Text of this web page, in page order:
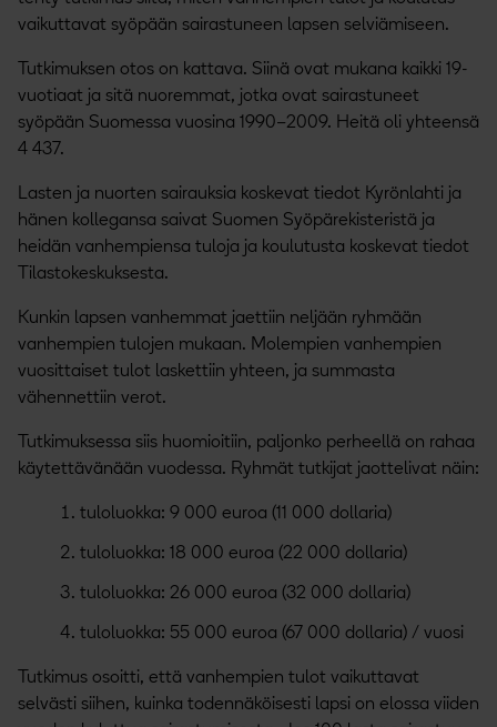
vaikuttavat syöpään sairastuneen lapsen selviämiseen.
Tutkimuksen otos on kattava. Siinä ovat mukana kaikki 19-
vuotiaat ja sitä nuoremmat, jotka ovat sairastuneet
syöpään Suomessa vuosina 1990–2009. Heitä oli yhteensä
4 437.
Lasten ja nuorten sairauksia koskevat tiedot Kyrönlahti ja
hänen kollegansa saivat Suomen Syöpärekisteristä ja
heidän vanhempiensa tuloja ja koulutusta koskevat tiedot
Tilastokeskuksesta.
Kunkin lapsen vanhemmat jaettiin neljään ryhmään
vanhempien tulojen mukaan. Molempien vanhempien
vuosittaiset tulot laskettiin yhteen, ja summasta
vähennettiin verot.
Tutkimuksessa siis huomioitiin, paljonko perheellä on rahaa
käytettävänään vuodessa. Ryhmät tutkijat jaottelivat näin:
tuloluokka: 9 000 euroa (11 000 dollaria)
tuloluokka: 18 000 euroa (22 000 dollaria)
tuloluokka: 26 000 euroa (32 000 dollaria)
tuloluokka: 55 000 euroa (67 000 dollaria) / vuosi
Tutkimus osoitti, että vanhempien tulot vaikuttavat
selvästi siihen, kuinka todennäköisesti lapsi on elossa viiden